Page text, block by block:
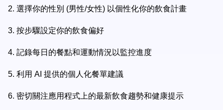
2. 選擇你的性別 (男性/女性) 以個性化你的飲食計畫
3. 按步驟設定你的飲食偏好
4. 記錄每日的餐點和運動情況以監控進度
5. 利用 AI 提供的個人化餐單建議
6. 密切關注應用程式上的最新飲食趨勢和健康提示